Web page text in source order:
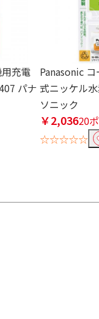
充電
パナ
Panasonic
式ニッケル
ソニック
￥2,03620
☆☆☆☆☆